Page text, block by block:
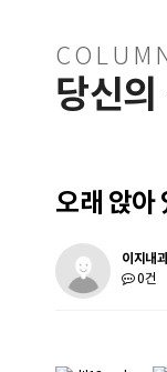
당신
오래 앉아
이지내과
0건